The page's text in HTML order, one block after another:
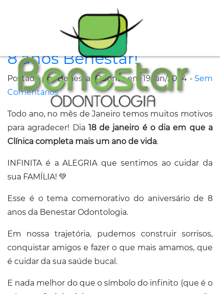
Clínica
Especialidades
Tratamentos
Depoimentos
de
Fale
8 anos Benestar!
Postado por Benestar Odonto em 19/jan/2024 - Sem
Comentários
Todo ano, no mês de Janeiro temos muitos motivos
para agradecer! Dia 18 de janeiro é o dia em que a
Clínica completa mais um ano de vida.
INFINITA é a ALEGRIA que sentimos ao cuidar da
sua FAMÍLIA! 💚
Esse é o tema comemorativo do aniversário de 8
anos da Benestar Odontologia.
Em nossa trajetória, pudemos construir sorrisos,
conquistar amigos e fazer o que mais amamos, que
é cuidar da sua saúde bucal.
E nada melhor do que o símbolo do infinito (que é o